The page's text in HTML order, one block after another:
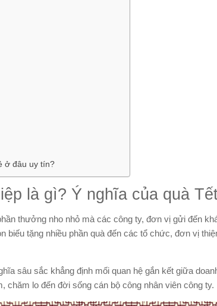
ở đâu uy tín?
là gì? Ý nghĩa của quà
thưởng nho nhỏ mà các công ty, đơn vị gửi đến
biếu tặng nhiều phần quà đến các tổ chức, đơn vị
sâu sắc khẳng định mối quan hệ gắn kết giữa
chăm lo đến đời sống cán bộ công nhân viên công ty.